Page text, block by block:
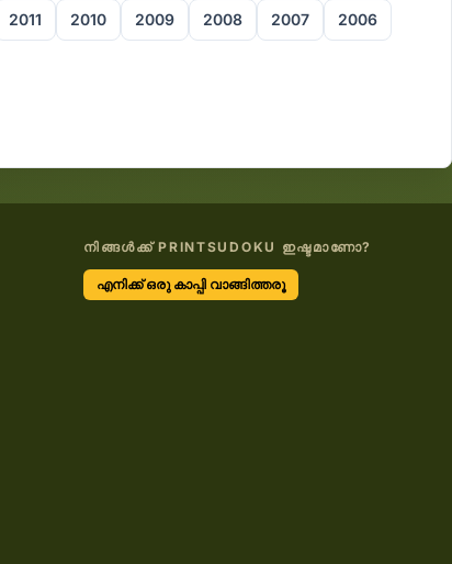
2011 2010 2009 2008 2007 2006
നിങ്ങൾക്ക് PRINTSUDOKU ഇഷ്ടമാണോ?
എനിക്ക് ഒരു കാപ്പി വാങ്ങിത്തരൂ